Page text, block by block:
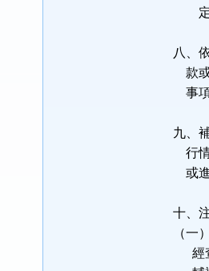
定
八、
款或
事項
九、
行情
或進
十、
（一
經